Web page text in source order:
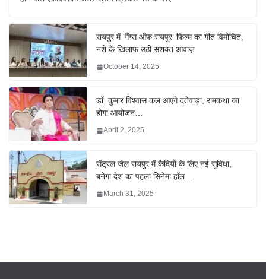
रायपुर में ‘गैंग्स ऑफ रायपुर’ फिल्म का गीत विमोचित,
नशे के खिलाफ उठी सशक्त आवाज़
October 14, 2025
डॉ. कुमार विश्वास कल आएंगे दंतेवाड़ा, रामकथा का
होगा आयोजन…
April 2, 2025
सेंट्रल जेल रायपुर में कैदियों के लिए नई सुविधा,
बनेगा देश का पहला सिनेमा हॉल…
March 31, 2025